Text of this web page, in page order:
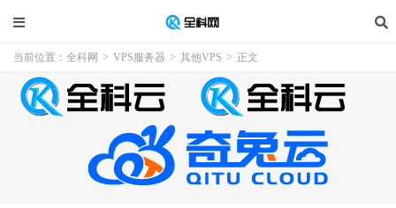
当前位置： 全科网 > VPS服务器 > 其他VPS > 正文